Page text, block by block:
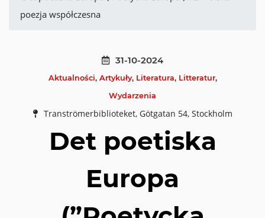
poezja współczesna
31-10-2024
Aktualności, Artykuły, Literatura, Litteratur,
Wydarzenia
Tranströmerbiblioteket, Götgatan 54, Stockholm
Det poetiska
Europa